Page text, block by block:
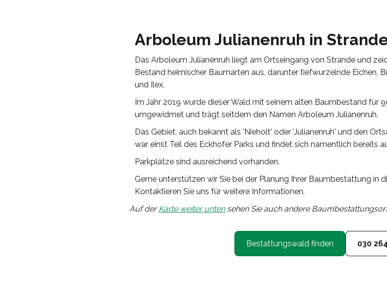
Arboleum Julianenruh in
Das Arboleum Julianenruh liegt am Ortseingang von Strande und
Bestand heimischer Baumarten aus, darunter tiefwurzelnde Eichen,
und Ilex.
Im Jahr 2019 wurde dieser Wald mit seinem alten Baumbestand für
umgewidmet und trägt seitdem den Namen Arboleum Julianenruh.
Das Gebiet, auch bekannt als 'Nieholt' oder 'Julianenruh' und den
war einst Teil des Eckhofer Parks und findet sich namentlich bereits
Parkplätze sind ausreichend vorhanden.
Gerne unterstützen wir Sie bei der Planung Ihrer Baumbestattung in
Kontaktieren Sie uns für weitere Informationen.
Auf derKarte weiter untensehen Sie auch andere
Bestattungswald finden 030